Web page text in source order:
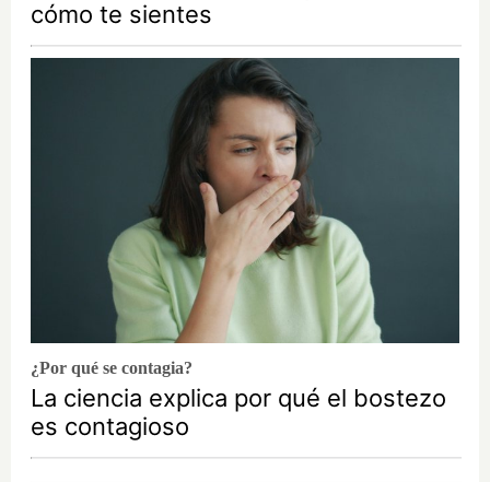
cómo te sientes
¿Por qué se contagia?
La ciencia explica por qué el bostezo
es contagioso